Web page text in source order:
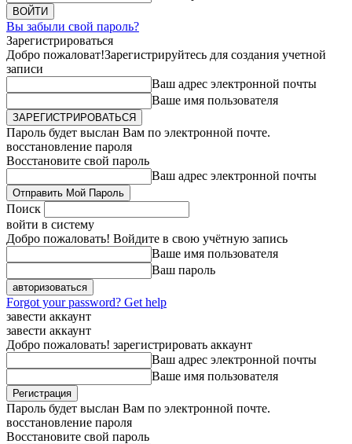
Вы забыли свой пароль?
Зарегистрироваться
Добро пожаловат!Зарегистрируйтесь для создания учетной
записи
Ваш адрес электронной почты
Ваше имя пользователя
Пароль будет выслан Вам по электронной почте.
восстановление пароля
Восстановите свой пароль
Ваш адрес электронной почты
Поиск
войти в систему
Добро пожаловать! Войдите в свою учётную запись
Ваше имя пользователя
Ваш пароль
Forgot your password? Get help
завести аккаунт
завести аккаунт
Добро пожаловать! зарегистрировать аккаунт
Ваш адрес электронной почты
Ваше имя пользователя
Пароль будет выслан Вам по электронной почте.
восстановление пароля
Восстановите свой пароль